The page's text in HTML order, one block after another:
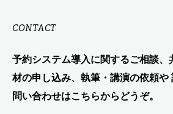
CONTACT
予約システム導入に関するご相談、
材の申し込み、執筆・講演の依頼や
問い合わせはこちらからどうぞ。